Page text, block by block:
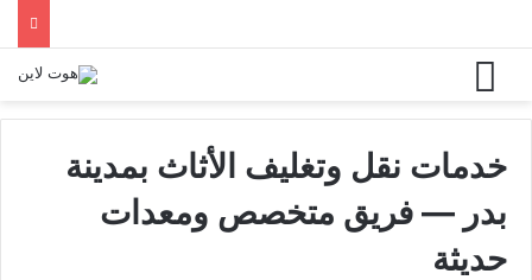
خدمات نقل وتغليف الأثاث بمدينة
بدر — فريق متخصص ومعدات
حديثة